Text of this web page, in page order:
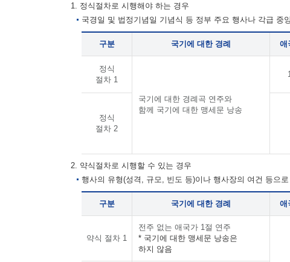
1. 정식절차로 시행해야 하는 경우
국경일 및 법정기념일 기념식 등 정부 주요 행사나 각급 중
구분 국기에 대한 경례 애
정식
절차 1
국기에 대한 경례곡 연주와
함께 국기에 대한 맹세문 낭송
정식
절차 2
2. 약식절차로 시행할 수 있는 경우
행사의 유형(성격, 규모, 빈도 등)이나 행사장의 여건 등으
구분 국기에 대한 경례 애
약식 절차 1
전주 없는 애국가 1절 연주
* 국기에 대한 맹세문 낭송은
하지 않음